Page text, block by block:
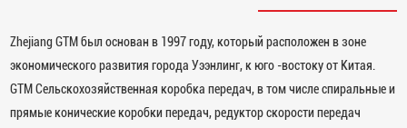
Zhejiang GTM был основан в 1997 году, который расположен в зоне
экономического развития города Уээнлинг, к юго -востоку от Китая.
GTM Сельскохозяйственная коробка передач, в том числе спиральные и
прямые конические коробки передач, редуктор скорости передач